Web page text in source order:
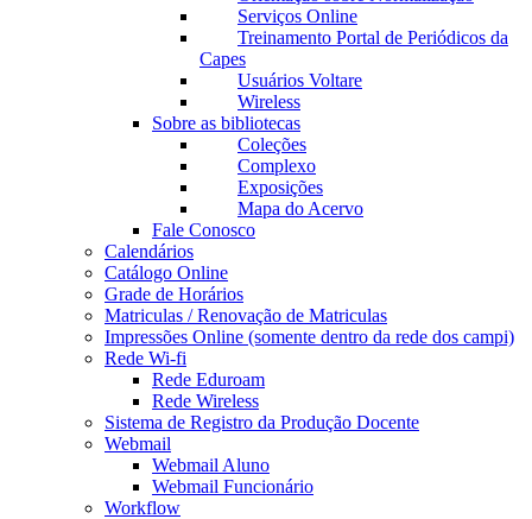
Serviços Online
Treinamento Portal de Periódicos da
Capes
Usuários Voltare
Wireless
Sobre as bibliotecas
Coleções
Complexo
Exposições
Mapa do Acervo
Fale Conosco
Calendários
Catálogo Online
Grade de Horários
Matriculas / Renovação de Matriculas
Impressões Online (somente dentro da rede dos campi)
Rede Wi-fi
Rede Eduroam
Rede Wireless
Sistema de Registro da Produção Docente
Webmail
Webmail Aluno
Webmail Funcionário
Workflow